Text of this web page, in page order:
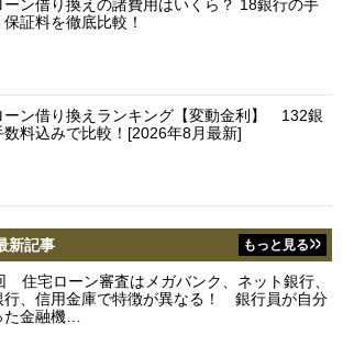
ーン借り換えの諸費用はいくら？ 18銀行の手
証料を徹底比較！
ーン借り換えランキング【変動金利】 132銀
数料込みで比較！[2026年8月最新]
新記事 もっと見る
住宅ローン審査はメガバンク、ネット銀行、
行、信用金庫で特徴が異なる！ 銀行員が自分
た金融機…